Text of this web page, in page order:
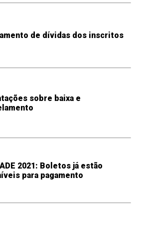
de dívidas dos inscritos
sobre baixa e
2021: Boletos já estão
para pagamento